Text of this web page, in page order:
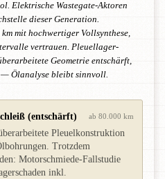
Elektrische Wastegate-Aktoren
dieser Generation.
mit hochwertiger Vollsynthese,
vertrauen. Pleuellager-
Geometrie entschärft,
Ölanalyse bleibt sinnvoll.
(entschärft) ab 80.000 km
Pleuelkonstruktion
Trotzdem
Motorschmiede-Fallstudie
inkl.